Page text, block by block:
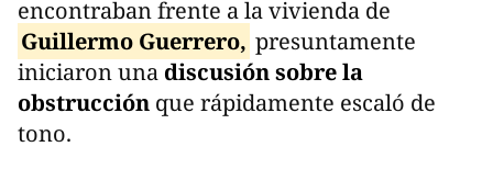
encontraban frente a la vivienda de
Guillermo Guerrero, presuntamente
iniciaron una discusión sobre la
obstrucción que rápidamente escaló de
tono.